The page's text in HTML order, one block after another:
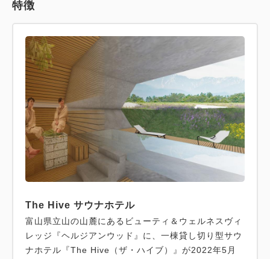
特徴
The Hive サウナホテル
富山県立山の山麓にあるビューティ＆ウェルネスヴィ
レッジ『ヘルジアンウッド』に、一棟貸し切り型サウ
ナホテル『The Hive（ザ・ハイブ）』が2022年5月